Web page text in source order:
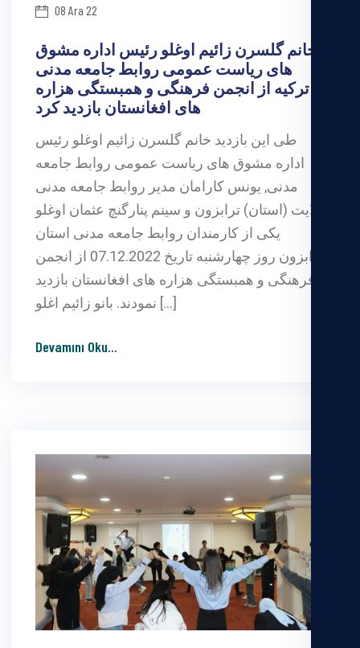
08 Ara 22
خانم گلسرن زائیم اوغلو رئیس اداره مشوق
های ریاست عمومی روابط جامعه مدنی
ترکیه از انجمن فرهنگی و همبستگی هزاره
های افغانستان بازدید کرد
طی این بازدید خانم گلسرن زائیم اوغلو رئیس
اداره مشوق های ریاست عمومی روابط جامعه
مدنی, یونس کارامان مدیر روابط جامعه مدنی
ولایت (استان) ترابزون و سینم پنارگنچ عثمان اوغلو
یکی از کارمندان روابط جامعه مدنی استان
ترابزون روز چهارشنبه تاریخ 07.12.2022 از انجمن
فرهنگی و همبستگی هزاره های افغانستان بازدید
نمودند. بانو زائیم اغلو […]
Devamını Oku...